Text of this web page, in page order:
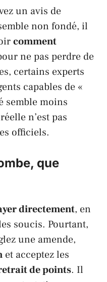
un avis de
non fondé, il
comment
ne pas perdre de
certains experts
capables de «
semble moins
n’est pas
officiels.
que
directement, en
soucis. Pourtant,
une amende,
et acceptez les
de points. Il